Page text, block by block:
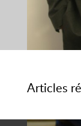
Articles